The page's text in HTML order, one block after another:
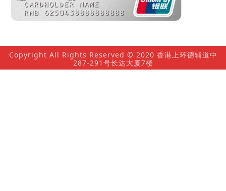
Copyright All Rights Reserved © 2020 香港上环德辅道中
287-291号长达大厦7楼